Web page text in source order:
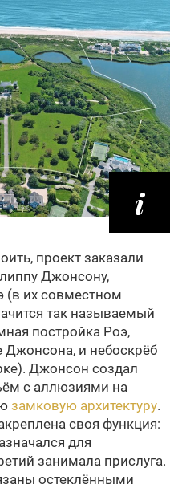
проект заказали
Джонсону,
(в их совместном
так называемый
постройка Роэ,
Джонсона, и небоскрёб
Джонсон создал
с аллюзиями на
замковую архитектуру.
своя функция:
для
занимала прислуга.
остеклёнными